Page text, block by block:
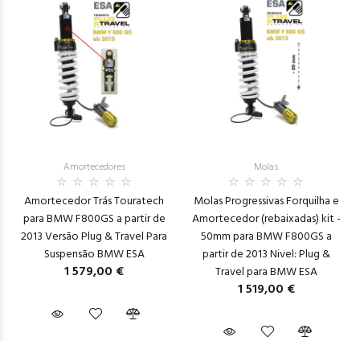
Amortecedores
Amortecedor Trás Touratech
para BMW F800GS a partir de
2013 Versão Plug & Travel Para
Suspensão BMW ESA
1 579,00 €
Molas
Molas Progressivas Forquilha e
Amortecedor (rebaixadas) kit -
50mm para BMW F800GS a
partir de 2013 Nivel: Plug &
Travel para BMW ESA
1 519,00 €